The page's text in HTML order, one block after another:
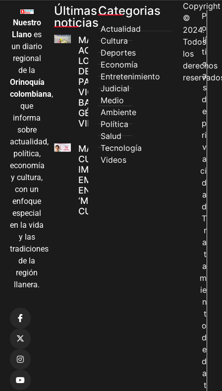
Nuestro
Llano es
un diario
regional
de la
Orinoquía
colombiana,
que
informa
sobre
actualidad,
política,
economía
y cultura,
con un
enfoque
especial
en la vida
y las
tradiciones
de la
región
llanera.
Últimas
noticias
MÁS MUJERES
ACCEDEN A
LOS CANALES
DE ATENCIÓN
PARA
VIOLENCIAS
BASADAS EN
GÉNERO EN
VILLAVICENCIO
MADRES
CUIDADORAS
IMPULSAN SUS
EMPRENDIMIENTOS
EN LA FERIA
‘MANOS QUE
CUIDAN Y CREAN’
Categorias
Actualidad
Cultura
Deportes
Economía
Entretenimiento
Judicial
Medio
Ambiente
Política
Salud
Tecnología
Videos
Copyright
©
2024.
Todos
los
derechos
P
o
lí
ti
c
a
s
d
e
p
ri
v
a
ci
d
a
d
T
r
a
t
a
m
ie
n
t
o
d
e
d
a
t